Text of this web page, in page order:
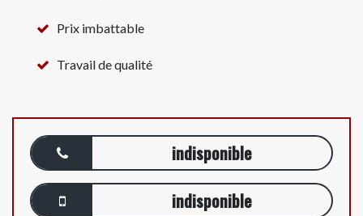
Prix imbattable
Travail de qualité
indisponible
indisponible